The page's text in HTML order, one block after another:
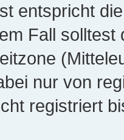
entspricht
Fall solltest
nur von
registriert